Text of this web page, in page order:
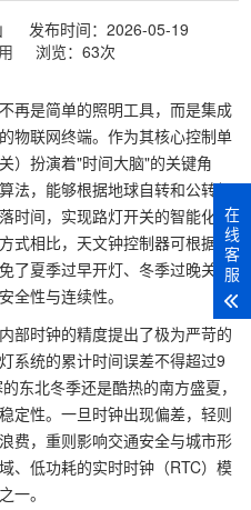
发布时间：2026-05-19
浏览：63次
再是简单的照明工具，而是集成
物联网终端。作为其核心控制单
）扮演着"时间大脑"的关键角
法，能够根据地球自转和公转规
时间，实现路灯开关的智能化管
式相比，天文钟控制器可根据季
了夏季过早开灯、冬季过晚关灯
全性与连续性。
部时钟的精度提出了极为严苛的
系统的累计时间误差不得超过9
东北冬季还是酷热的南方盛夏，
定性。一旦时钟出现偏差，轻则
费，重则影响交通安全与城市形
、低功耗的实时时钟（RTC）模
一。
在
线
客
服